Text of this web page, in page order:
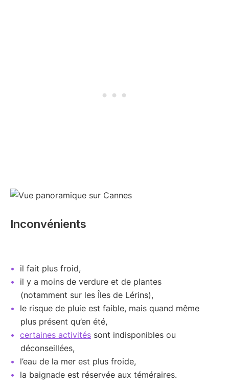
Inconvénients
il fait plus froid,
il y a moins de verdure et de plantes
(notamment sur les Îles de Lérins),
le risque de pluie est faible, mais quand même
plus présent qu’en été,
certaines activités sont indisponibles ou
déconseillées,
l’eau de la mer est plus froide,
la baignade est réservée aux téméraires.